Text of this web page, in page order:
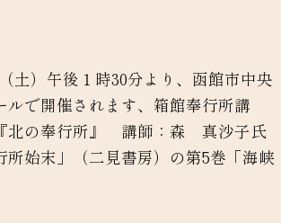
土）午後１時30分より、函館市中央
で開催されます、 箱館奉行所講
北の奉行所』 講師：森 真沙子氏
所始末」（二見書房）の第5巻「海峡